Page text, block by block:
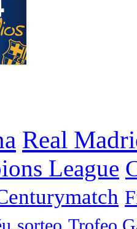
Real
League